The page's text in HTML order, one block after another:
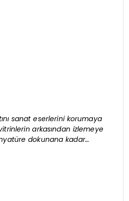
sanat eserlerini korumaya
arkasından izlemeye
dokunana kadar…